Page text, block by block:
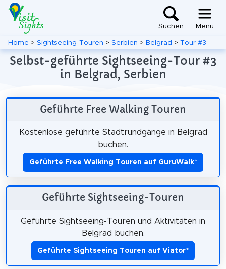
Suchen Menü
Home > Sightseeing-Touren > Serbien > Belgrad > Tour #3
Selbst-geführte Sightseeing-Tour #3
in Belgrad, Serbien
Geführte Free Walking Touren
Kostenlose geführte Stadtrundgänge in Belgrad
buchen.
Geführte Free Walking Touren auf GuruWalk*
Geführte Sightseeing-Touren
Geführte Sightseeing-Touren und Aktivitäten in
Belgrad buchen.
Geführte Sightseeing Touren auf Viator*